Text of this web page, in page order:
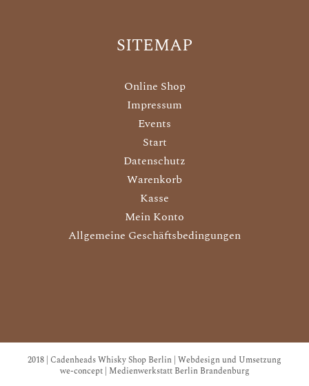
SITEMAP
Online Shop
Impressum
Events
Start
Datenschutz
Warenkorb
Kasse
Mein Konto
Allgemeine Geschäftsbedingungen
2018 | Cadenheads Whisky Shop Berlin | Webdesign und Umsetzung
we-concept | Medienwerkstatt Berlin Brandenburg